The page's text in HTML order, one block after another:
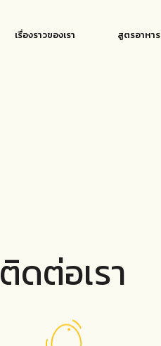
เรื่องราวของเรา สูตรอาหาร
ติดต่อเรา